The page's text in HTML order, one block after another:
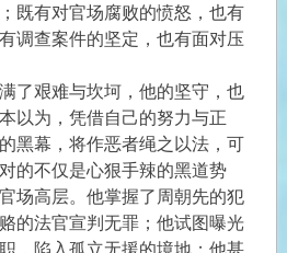
既有对官场腐败的愤怒，也有
调查案件的坚定，也有面对压
了艰难与坎坷，他的坚守，也
以为，凭借自己的努力与正
黑幕，将作恶者绳之以法，可
的不仅是心狠手辣的黑道势
场高层。他掌握了周朝先的犯
的法官宣判无罪；他试图曝光
，陷入孤立无援的境地；他甚